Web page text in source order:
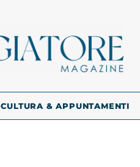
CULTURA & APPUNTAMENTI